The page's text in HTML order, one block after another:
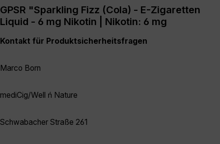
GPSR "Sparkling Fizz (Cola) - E-Zigaretten
Liquid - 6 mg Nikotin | Nikotin: 6 mg
Kontakt für Produktsicherheitsfragen
Marco Born
mediCig/Well ń Nature
Schwabacher Straße 261